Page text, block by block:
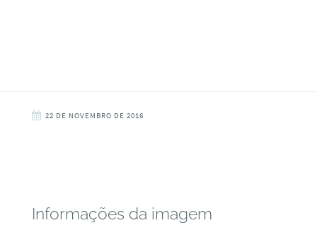
22 DE NOVEMBRO DE 2016
Informações da imagem